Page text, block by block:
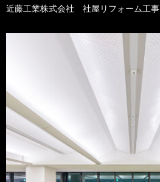
近藤工業株式会社 社屋リフォーム工事